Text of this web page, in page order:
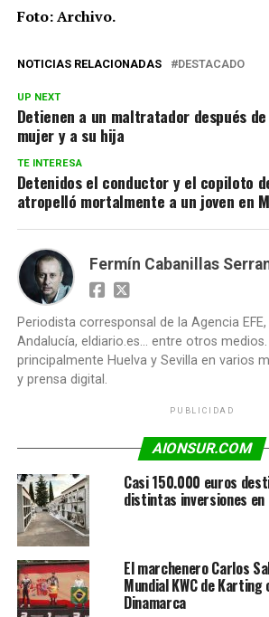
Foto: Archivo.
NOTICIAS RELACIONADAS DESTACADO
UP NEXT
Detienen a un maltratador después
mujer y a su hija
TE INTERESA
Detenidos el conductor y el copiloto
atropelló mortalmente a un joven en
Fermín Cabanillas
Periodista corresponsal de la Agencia
Andalucía, eldiario.es... entre otros medios.
principalmente Huelva y Sevilla en varios
y prensa digital.
PUBLICIDAD
AIONSUR.COM
Casi 150.000 euros
distintas inversiones
El marchenero Carlos
Mundial KWC de
Dinamarca